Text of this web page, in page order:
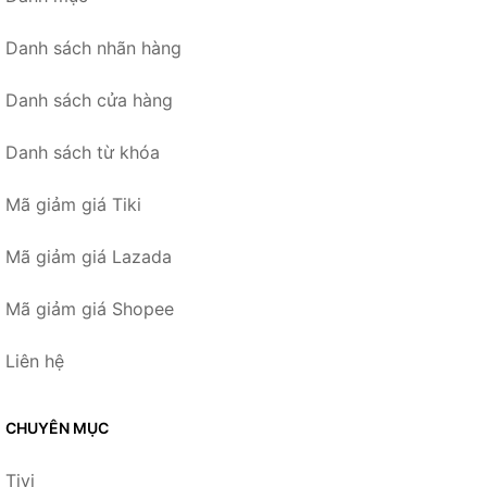
Danh sách nhãn hàng
Danh sách cửa hàng
Danh sách từ khóa
Mã giảm giá Tiki
Mã giảm giá Lazada
Mã giảm giá Shopee
Liên hệ
CHUYÊN MỤC
Tivi